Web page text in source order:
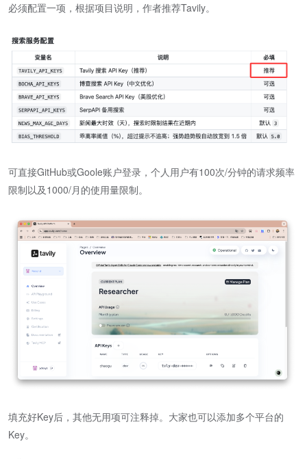
必须配置一项，根据项目说明，作者推荐Tavily。
可直接GitHub或Goole账户登录，个人用户有100次/分钟的请求频率
限制以及1000/月的使用量限制。
填充好Key后，其他无用项可注释掉。大家也可以添加多个平台的
Key。